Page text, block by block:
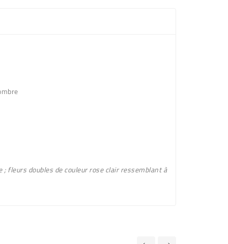
; fleursdoubles de couleur rose clairressemblant à